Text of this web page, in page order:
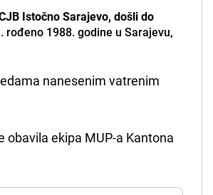
Istočno Sarajevo, došli do
rođeno 1988. godine u Sarajevu,
nanesenim vatrenim
obavila ekipa MUP-a Kantona